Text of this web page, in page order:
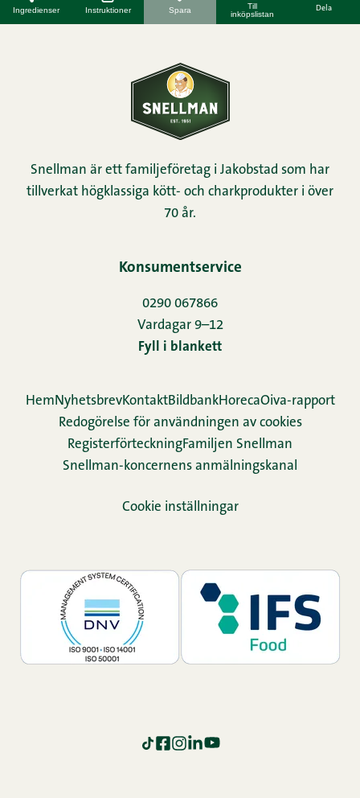
Ingredienser Instruktioner Spara
Till
inköpslistan
Dela
Snellman är ett familjeföretag i Jakobstad som har
tillverkat högklassiga kött- och charkprodukter i över
70 år.
Konsumentservice
0290 067866
Vardagar 9–12
Fyll i blankett
HemNyhetsbrevKontaktBildbankHorecaOiva-rapport
Redogörelse för användningen av cookies
Re­gis­ter­för­teck­ningFamiljen Snellman
Snellman-koncernens anmälningskanal
Cookie inställningar
TikTok
Facebook
Instagram
LinkedIn
YouTube